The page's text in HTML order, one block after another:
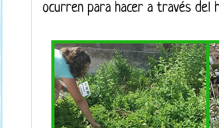
ocurren para hacer a través del